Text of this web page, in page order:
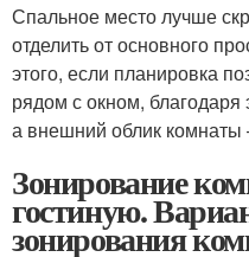
Спальное место лучше
отделить от основного
этого, если планировка
рядом с окном,
а внешний облик
Зонирование
гостиную.
зонирования